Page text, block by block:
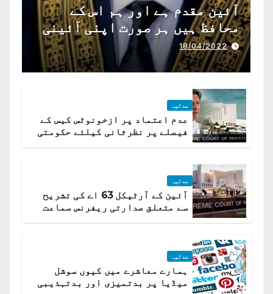
آئین مقدم ہے اور ہم اس کے
محافظ ہیں ہر صورت اپنی آئینی
ذمہ داری ادا کرینگے ، چیف
جسٹس پاکستان
18/04/2022
عدلیہ
عدم اعتماد پر ازخونوٹس کیس کے
فیصلے پر نظرثانی کیلئے حکومتی
عدلیہ
آئین کے آرٹیکل 63 اے کی تشریح
سے متعلق صدارتی ریفرنس سماعت
عدلیہ
ہمارے معاشرے میں کیوں سوشل
میڈیا پر بدتمیزی اور بدتہذیبی